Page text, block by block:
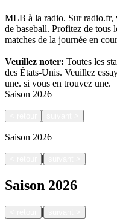
MLB à la radio. Sur radio.fr,
de baseball. Profitez de tous
matches de la journée en
Veuillez noter: Toutes les
des États-Unis. Veuillez
une. si vous en trouvez une.
Saison 2026
Saison 2026
|
Saison 2026
|